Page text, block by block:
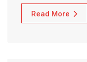
Read More